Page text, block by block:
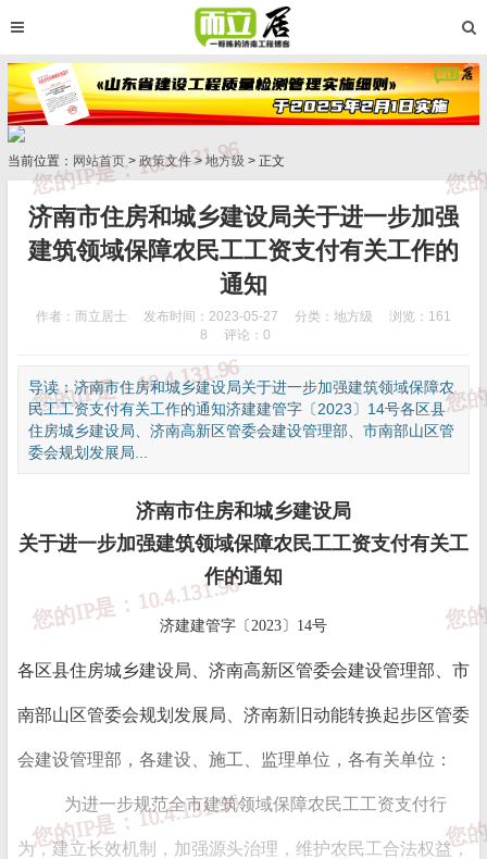
当前位置： 网站首页 > 政策文件> 地方级 > 正文
济南市住房和城乡建设局关于进一步加强
建筑领域保障农民工工资支付有关工作的
通知
作者：而立居士 发布时间：2023-05-27 分类： 地方级
浏览：161
8
评论：0
导读：济南市住房和城乡建设局关于进一步加强建筑领域保障农
民工工资支付有关工作的通知济建建管字〔2023〕14号各区县
住房城乡建设局、济南高新区管委会建设管理部、市南部山区管
委会规划发展局...
济南市住房和城乡建设局
关于进一步加强建筑领域保障农民工工资支付有关工
作的通知
济建建管字〔2023〕14号
各区县住房城乡建设局、济南高新区管委会建设管理部、市
南部山区管委会规划发展局、济南新旧动能转换起步区管委
会建设管理部， 各建设、施工、监理单位，各有关单位：
为进一步规范全市建筑领域保障农民工工资支付行
为，建立长效机制，加强源头治理，维护农民工合法权益，